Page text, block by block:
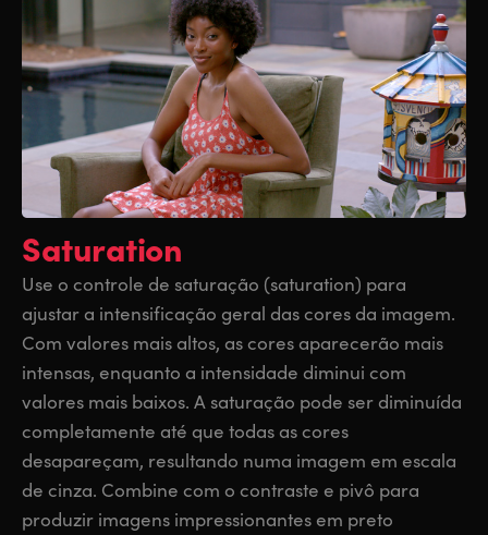
Saturation
Use o controle de saturação (saturation) para
ajustar a intensificação geral das cores da imagem.
Com valores mais altos, as cores aparecerão mais
intensas, enquanto a intensidade diminui com
valores mais baixos. A saturação pode ser diminuída
completamente até que todas as cores
desapareçam, resultando numa imagem em escala
de cinza. Combine com o contraste e pivô para
produzir imagens impressionantes em preto